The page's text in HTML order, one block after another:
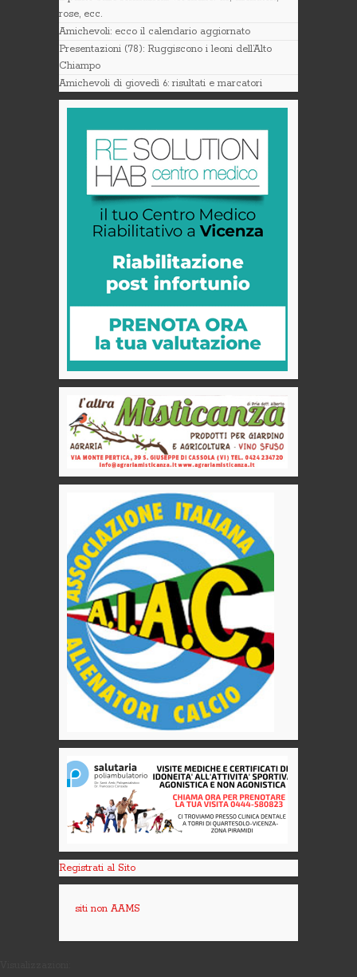
rose, ecc.
Amichevoli: ecco il calendario aggiornato
Presentazioni (78): Ruggiscono i leoni dell’Alto
Chiampo
Amichevoli di giovedì 6: risultati e marcatori
Registrati al Sito
siti non AAMS